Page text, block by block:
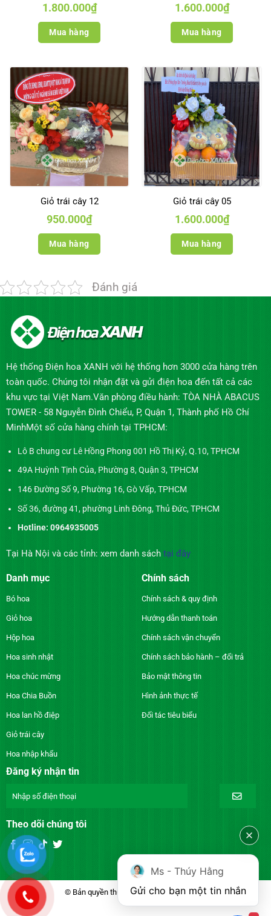
1.800.000₫
Mua hàng
1.600.000₫
Mua hàng
Giỏ trái cây 12
950.000₫
Mua hàng
Giỏ trái cây 05
1.600.000₫
Mua hàng
Đánh giá
Hệ thống Điện hoa XANH với hệ thống hơn 3000 cửa hàng trên
toàn quốc. Chúng tôi nhận đặt và gửi điện hoa đến tất cả các
khu vực tại Việt Nam.Văn phòng điều hành: TÒA NHÀ ABACUS
TOWER - 58 Nguyễn Đình Chiểu, P, Quận 1, Thành phố Hồ Chí
MinhMột số cửa hàng chính tại TPHCM:
Lô B chung cư Lê Hồng Phong 001 Hồ Thị Kỷ, Q.10, TPHCM
49A Huỳnh Tịnh Của, Phường 8, Quận 3, TPHCM
146 Đường Số 9, Phường 16, Gò Vấp, TPHCM
Số 36, đường 41, phường Linh Đông, Thủ Đức, TPHCM
Hotline: 0964935005
Tại Hà Nội và các tỉnh: xem danh sách tại đây
Danh mục
Bó hoa
Giỏ hoa
Hộp hoa
Hoa sinh nhật
Hoa chúc mừng
Hoa Chia Buồn
Hoa lan hồ điệp
Giỏ trái cây
Hoa nhập khẩu
Chính sách
Chính sách & quy định
Hướng dẫn thanh toán
Chính sách vận chuyển
Chính sách bảo hành – đổi trả
Bảo mật thông tin
Hình ảnh thực tế
Đối tác tiêu biểu
Đăng ký nhận tin
Theo dõi chúng tôi
© Bản quyền thuộc về DienhoaXANH.com
Ms - Thúy Hằng
Gửi cho bạn một tin nhắn